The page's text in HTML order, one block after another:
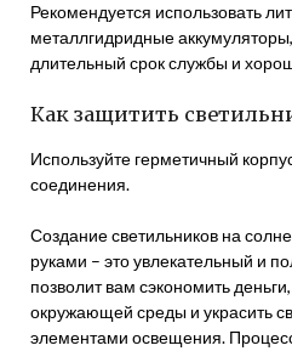
Рекомендуется использовать
металлгидридные
длительный срок службы и
Как защитить
Используйте герметичный
соединения.
Создание светильников на
руками – это увлекательный и
позволит вам сэкономить
окружающей среды и украсить
элементами освещения.